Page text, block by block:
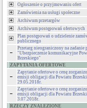
Ogłoszenie o przyjmowaniu ofert
Zamówienia na usługi społeczne
Archiwum przetargów
Archiwum postępowań ofertowych
Plan postępowań o udzielenie
publicznego
Przetarg nieograniczony na zadanie
"Ubezpieczenie komunikacyjne
Brzeskiego"
ZAPYTANIA OFERTOWE
Zapytanie ofertowe o cenę
emisji obligacji dla Powiatu
29.05.2018r.
Zapytanie ofertowe o cenę
emisji obligacji dla Powiatu
3.07.2018r.
RZECZY ZNALEZIONE